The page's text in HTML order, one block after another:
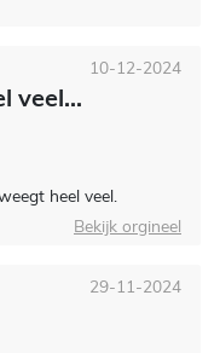
veel...
heel veel.
10-12-2024
Bekijk orgineel
29-11-2024